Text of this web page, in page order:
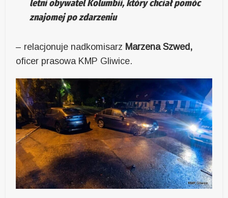
letni obywatel Kolumbii, który chciał pomóc
znajomej po zdarzeniu
– relacjonuje nadkomisarz Marzena Szwed,
oficer prasowa KMP Gliwice.